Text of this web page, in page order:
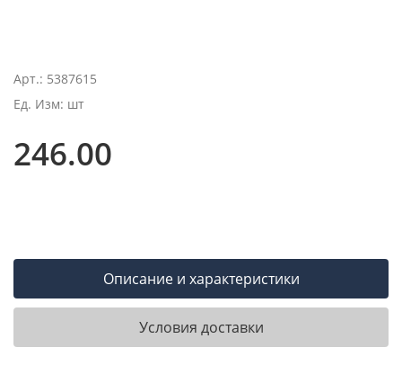
Арт.: 5387615
Ед. Изм: шт
246.00
Описание и характеристики
Условия доставки